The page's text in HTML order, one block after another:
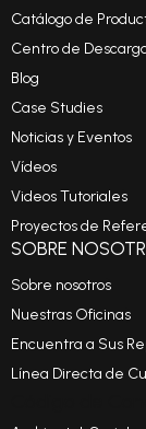
Catálogo de
Centro de
Blog
Case Studies
Noticias y Eventos
Vídeos
Videos Tutoriales
Proyectos de
SOBRE
Sobre nosotros
Nuestras Oficinas
Encuentra a Sus
Línea Directa de